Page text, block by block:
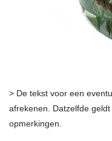
> De tekst voor een
afrekenen. Datzelfde
opmerkingen.